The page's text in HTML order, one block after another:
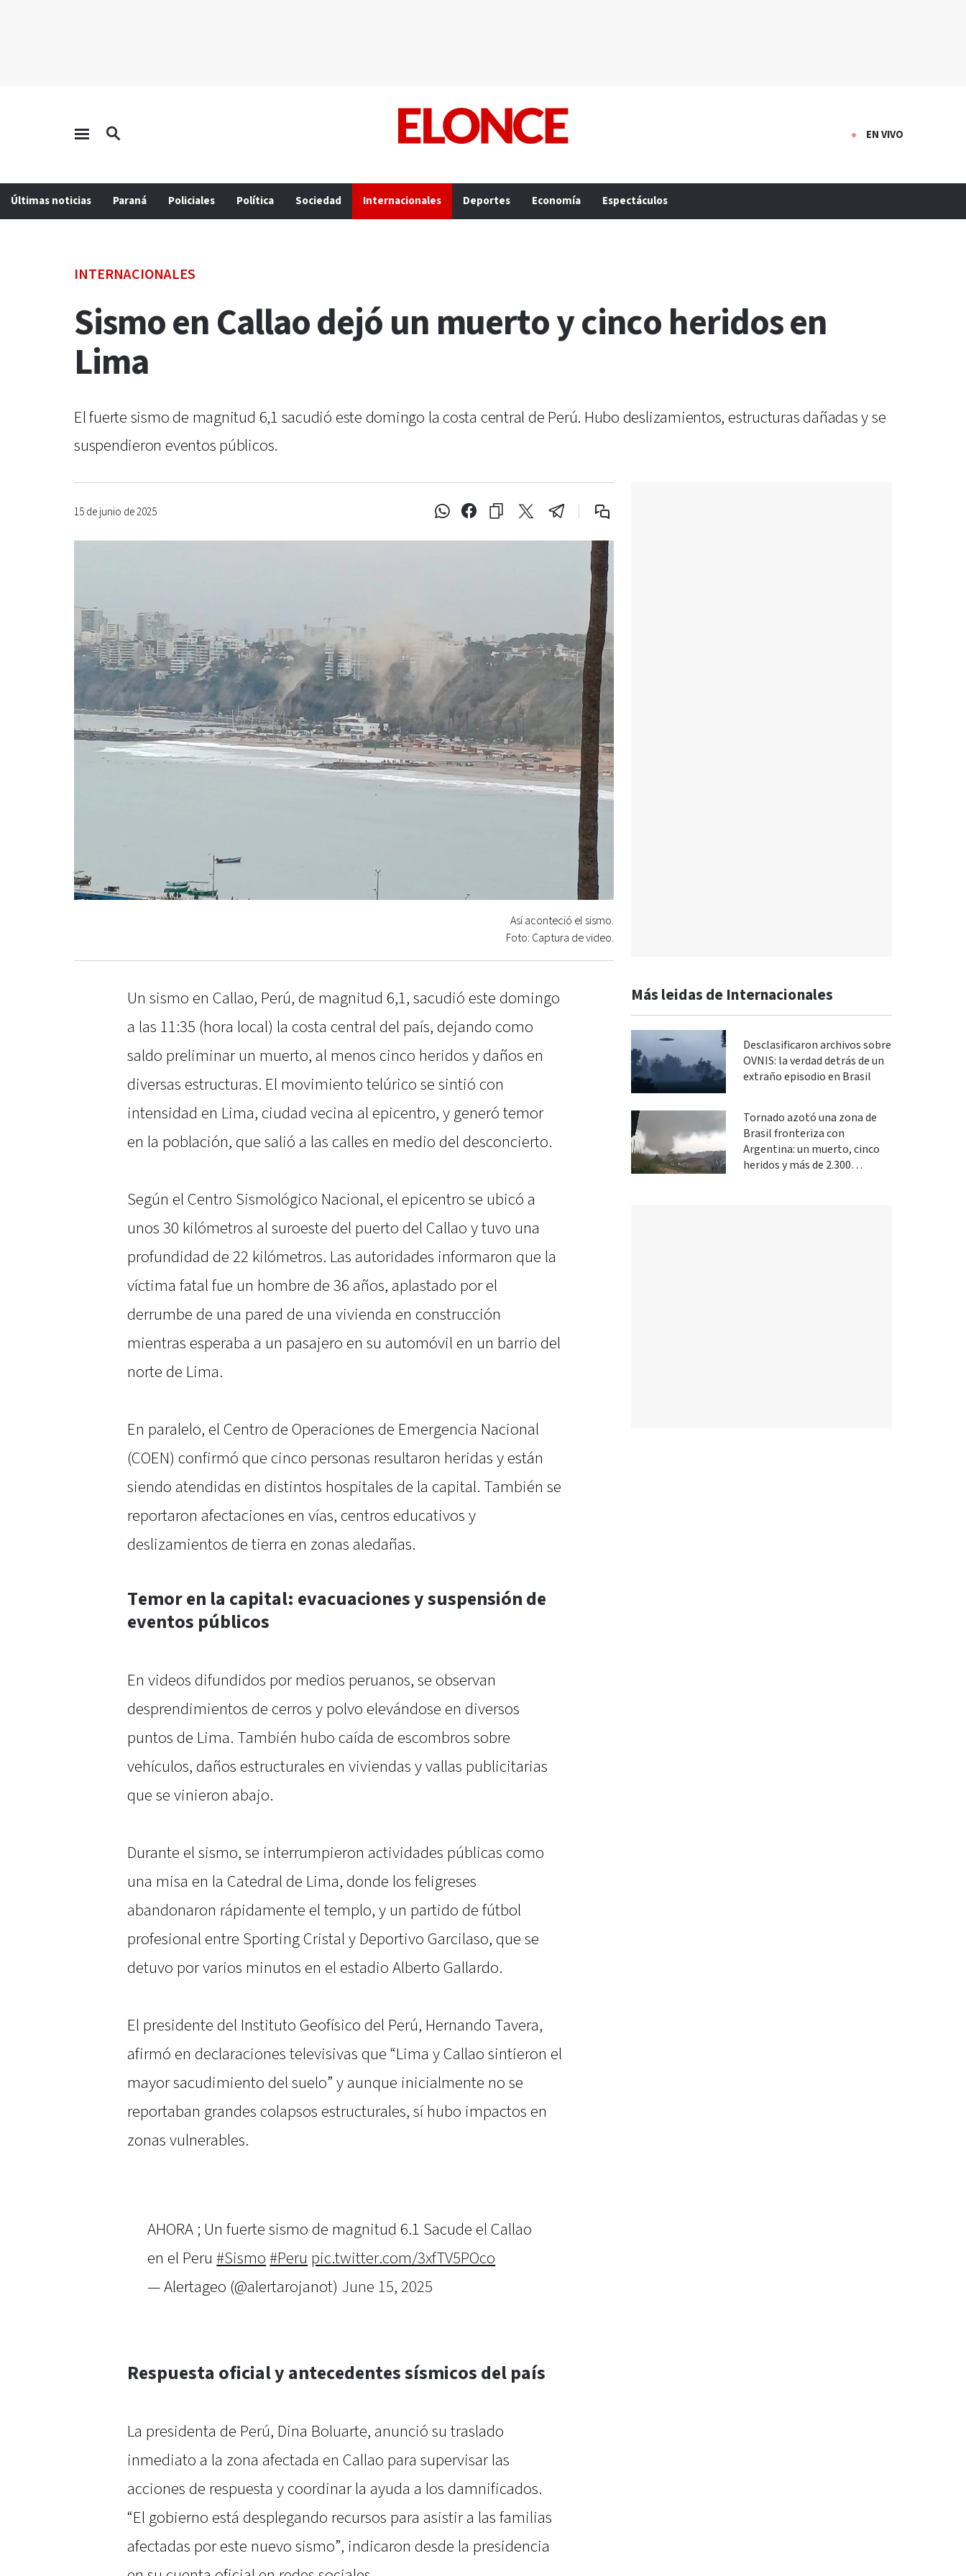
EN VIVO
Últimas noticias Paraná Policiales Política Sociedad Internacionales Deportes Economía Espectáculos
INTERNACIONALES
Sismo en Callao dejó un muerto y cinco heridos en
Lima
El fuerte sismo de magnitud 6,1 sacudió este domingo la costa central de Perú. Hubo deslizamientos, estructuras dañadas y se
suspendieron eventos públicos.
15 de junio de 2025
Así aconteció el sismo.
Foto: Captura de video.
Un sismo en Callao, Perú, de magnitud 6,1, sacudió este domingo
a las 11:35 (hora local) la costa central del país, dejando como
saldo preliminar un muerto, al menos cinco heridos y daños en
diversas estructuras. El movimiento telúrico se sintió con
intensidad en Lima, ciudad vecina al epicentro, y generó temor
en la población, que salió a las calles en medio del desconcierto.
Según el Centro Sismológico Nacional, el epicentro se ubicó a
unos 30 kilómetros al suroeste del puerto del Callao y tuvo una
profundidad de 22 kilómetros. Las autoridades informaron que la
víctima fatal fue un hombre de 36 años, aplastado por el
derrumbe de una pared de una vivienda en construcción
mientras esperaba a un pasajero en su automóvil en un barrio del
norte de Lima.
En paralelo, el Centro de Operaciones de Emergencia Nacional
(COEN) confirmó que cinco personas resultaron heridas y están
siendo atendidas en distintos hospitales de la capital. También se
reportaron afectaciones en vías, centros educativos y
deslizamientos de tierra en zonas aledañas.
Temor en la capital: evacuaciones y suspensión de
eventos públicos
En videos difundidos por medios peruanos, se observan
desprendimientos de cerros y polvo elevándose en diversos
puntos de Lima. También hubo caída de escombros sobre
vehículos, daños estructurales en viviendas y vallas publicitarias
que se vinieron abajo.
Durante el sismo, se interrumpieron actividades públicas como
una misa en la Catedral de Lima, donde los feligreses
abandonaron rápidamente el templo, y un partido de fútbol
profesional entre Sporting Cristal y Deportivo Garcilaso, que se
detuvo por varios minutos en el estadio Alberto Gallardo.
El presidente del Instituto Geofísico del Perú, Hernando Tavera,
afirmó en declaraciones televisivas que “Lima y Callao sintieron el
mayor sacudimiento del suelo” y aunque inicialmente no se
reportaban grandes colapsos estructurales, sí hubo impactos en
zonas vulnerables.
AHORA ; Un fuerte sismo de magnitud 6.1 Sacude el Callao
en el Peru#Sismo #Peru pic.twitter.com/3xfTV5POco
— Alertageo (@alertarojanot) June 15, 2025
Respuesta oficial y antecedentes sísmicos del país
La presidenta de Perú, Dina Boluarte, anunció su traslado
inmediato a la zona afectada en Callao para supervisar las
acciones de respuesta y coordinar la ayuda a los damnificados.
“El gobierno está desplegando recursos para asistir a las familias
afectadas por este nuevo sismo”, indicaron desde la presidencia
Más leidas de Internacionales
Desclasificaron archivos sobre
OVNIS: la verdad detrás de un
extraño episodio en Brasil
Tornado azotó una zona de
Brasil fronteriza con
Argentina: un muerto, cinco
heridos y más de 2.300